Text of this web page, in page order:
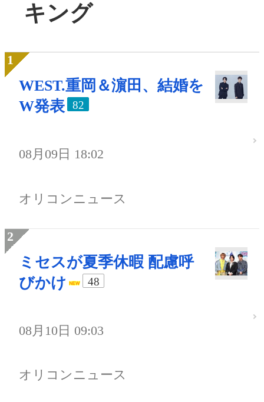
キング
WEST.重岡＆濵田、結婚を
W発表
82
08月09日 18:02
オリコンニュース
ミセスが夏季休暇 配慮呼
びかけ
48
08月10日 09:03
オリコンニュース